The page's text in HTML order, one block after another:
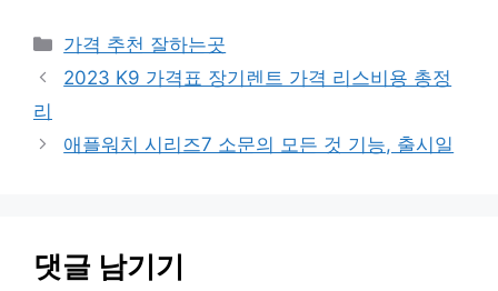
카
테
가격 추천 잘하는곳
2023 K9 가격표 장기렌트 가격 리스비용 총정
리
애플워치 시리즈7 소문의 모든 것 기능, 출시일
댓글 남기기